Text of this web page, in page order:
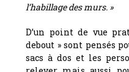
l’habillage des murs. »
D’un point de vue
debout » sont pensés
sacs à dos et les